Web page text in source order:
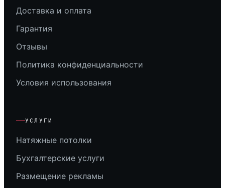
Доставка и оплата
Гарантия
Отзывы
Политика конфиденциальности
Условия использования
УСЛУГИ
Натяжные потолки
Бухгалтерские услуги
Размещение рекламы